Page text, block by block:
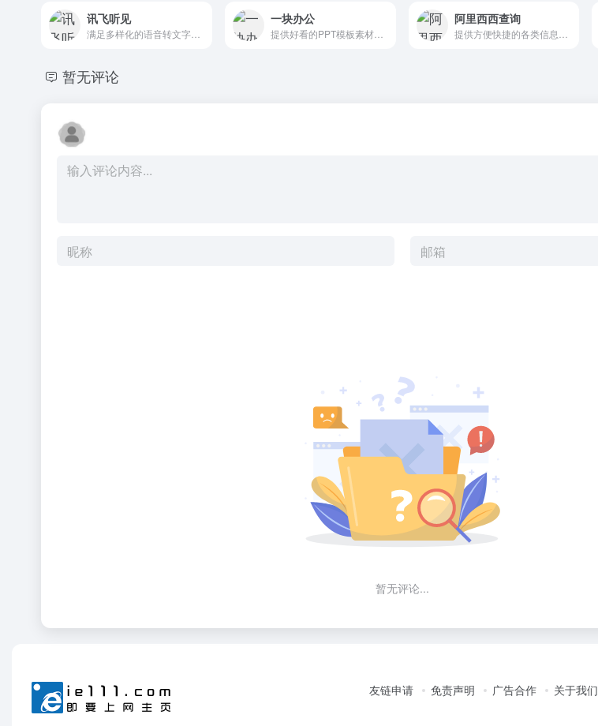
讯飞听见 一块办公
提供好看的PPT模板素材、PPT背景图片、Word模板、Excel模板下载
阿里西西查询
暂无评论
暂无评论...
友链申请 免责声明 广告合作 关于我们